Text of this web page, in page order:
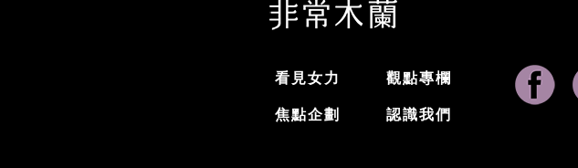
看見女力
觀點專欄
焦點企劃
認識我們